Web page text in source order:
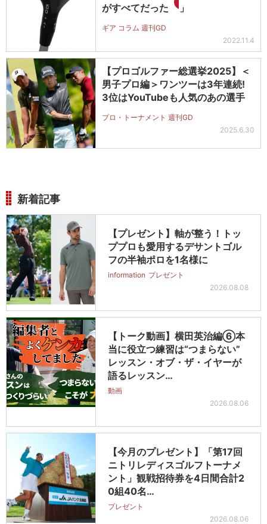
がすべてだった 」
ギア コラム 週刊GD
2022.11.4
【プロゴルファー総選挙2025】＜
男子プロ編＞ワンツーは3年連続!
3位はYouTubeも人気のあの選手
プロ・トーナメント 週刊GD
2025.6.30
新着記事
【プレゼント】軸が整う！トッ
ププロも愛用するデサントゴル
フの半袖ポロを1名様に
information プレゼント
2026.08.08
【トーク動画】横田英治編⑥本
当に役立つ練習は“つまらない”
レッスン・オブ・ザ・イヤーが
語るレッスン…
動画
2026.08.06
【今月のプレゼント】「第17回
ニトリレディスゴルフトーナメ
ント」観戦招待券を4日間合計2
0組40名…
プレゼント
2026.08.06